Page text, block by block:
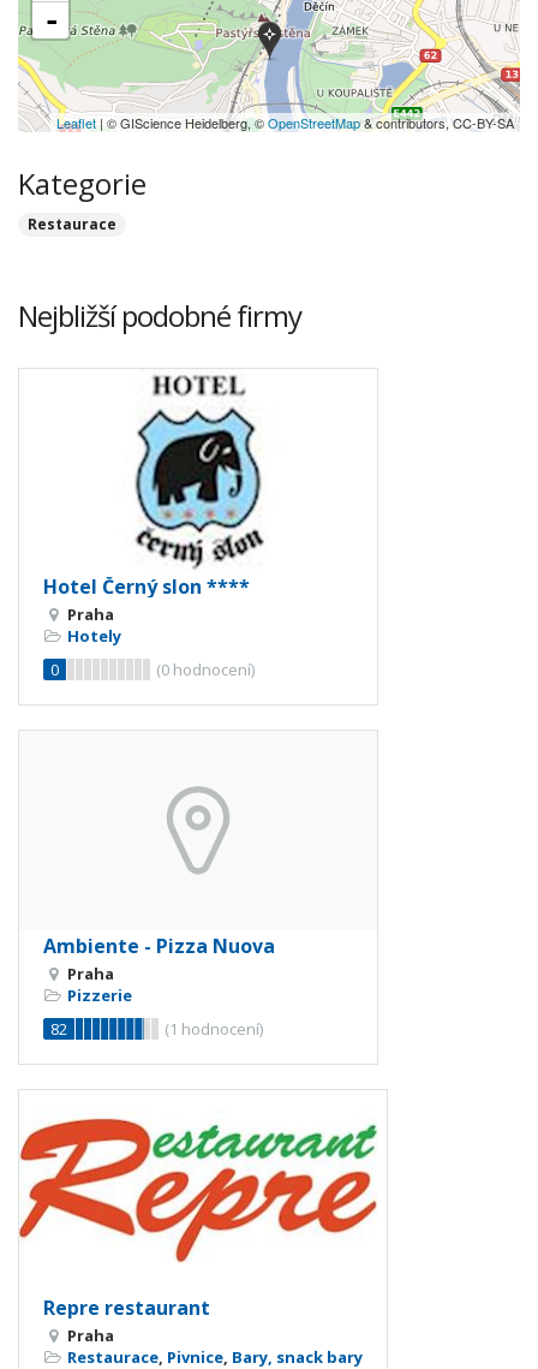
-
Leaflet | © GIScience Heidelberg, ©OpenStreetMap& contributors, CC-BY-SA
Kategorie
Restaurace
Nejbližší podobné firmy
Hotel Černý slon ****
Praha
Hotely
0
(0 hodnocení)
Ambiente - Pizza Nuova
Praha
Pizzerie
82
(1 hodnocení)
Repre restaurant
Praha
Restaurace, Pivnice, Bary, snack bary